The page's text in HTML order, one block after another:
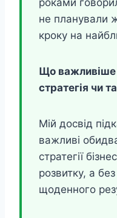
роками
не планували
кроку на
Що важливіше
стратегія чи
Мій досвід
важливі
стратегії
розвитку, а
щоденного